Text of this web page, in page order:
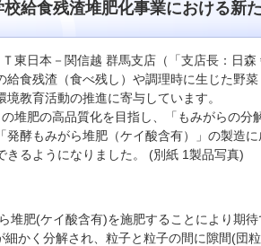
校給食残渣堆肥化事業における新
東日本－関信越 群馬支店（「支店長：日
給食残渣（食べ残し）や調理時に生じた野
境教育活動の推進に寄与しています。
堆肥の高品質化を目指し、「もみがらの
発酵もみがら堆肥（ケイ酸含有）」の製造
きるようになりました。 (別紙 1製品写真)
堆肥(ケイ酸含有)を施肥することにより期
かく分解され、粒子と粒子の間に隙間(団